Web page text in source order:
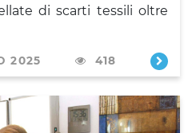
di scarti tessili oltre
2025 418